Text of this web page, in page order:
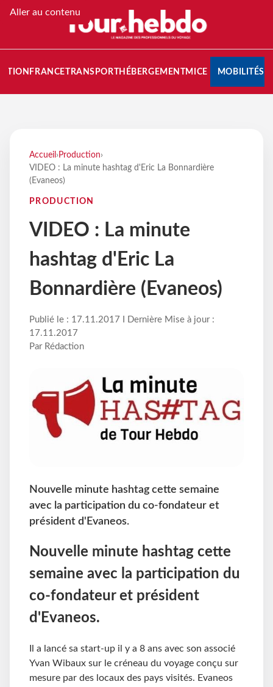
Aller au contenu
FRANCETRANSPORT HÉBERGEMENTMICE MOBILITÉS
Accueil › Production›
VIDEO : La minute hashtag d'Eric La Bonnardière
(Evaneos)
PRODUCTION
VIDEO : La minute
hashtag d'Eric La
Bonnardière (Evaneos)
Publié le : 17.11.2017 I Dernière Mise à jour :
17.11.2017
Par Rédaction
Nouvelle minute hashtag cette semaine
avec la participation du co-fondateur et
président d'Evaneos.
Nouvelle minute hashtag cette
semaine avec la participation du
co-fondateur et président
d'Evaneos.
Il a lancé sa start-up il y a 8 ans avec son associé
Yvan Wibaux sur le créneau du voyage conçu sur
mesure par des locaux des pays visités. Evaneos